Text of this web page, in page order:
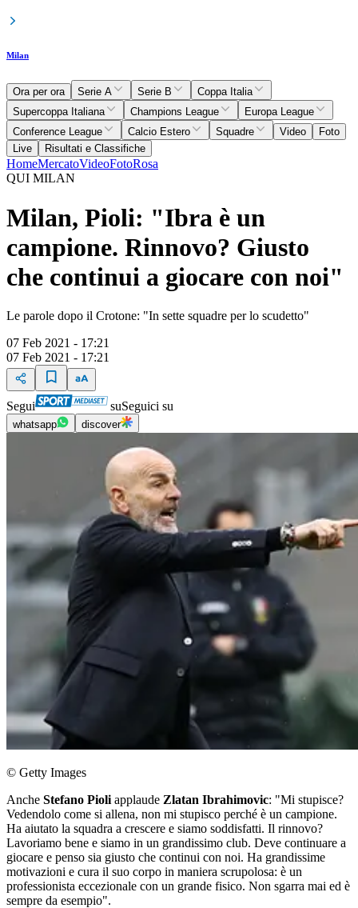
Milan
Ora per ora Serie A Serie B
Coppa Italia
Supercoppa Italiana
Champions League
Europa League
Conference League
Calcio Estero Squadre Video
Foto
Live
Risultati e Classifiche
HomeMercatoVideoFotoRosa
QUI MILAN
Milan, Pioli: "Ibra è un
campione. Rinnovo? Giusto
che continui a giocare con noi"
Le parole dopo il Crotone: "In sette squadre per lo scudetto"
07 Feb 2021 - 17:21
07 Feb 2021 - 17:21
Segui suSeguici su
whatsapp discover
© Getty Images
Anche Stefano Pioli applaude Zlatan Ibrahimovic: "Mi stupisce?
Vedendolo come si allena, non mi stupisco perché è un campione.
Ha aiutato la squadra a crescere e siamo soddisfatti. Il rinnovo?
Lavoriamo bene e siamo in un grandissimo club. Deve continuare a
giocare e penso sia giusto che continui con noi. Ha grandissime
motivazioni e cura il suo corpo in maniera scrupolosa: è un
professionista eccezionale con un grande fisico. Non sgarra mai ed è
sempre da esempio".